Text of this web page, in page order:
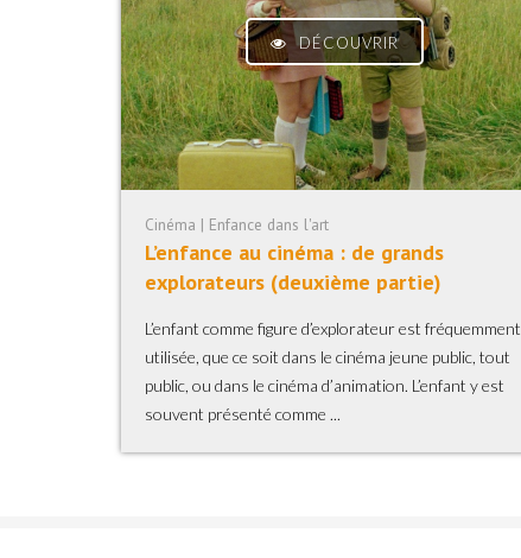
DÉCOUVRIR
Cinéma | Enfance dans l'art
L’enfance au cinéma : de grands
explorateurs (deuxième partie)
L’enfant comme figure d’explorateur est fréquemment
utilisée, que ce soit dans le cinéma jeune public, tout
public, ou dans le cinéma d’animation. L’enfant y est
souvent présenté comme ...